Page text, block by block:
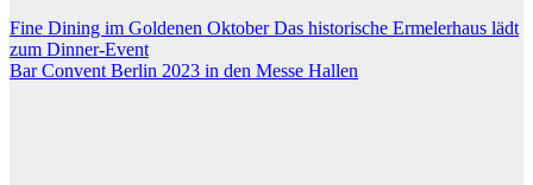
Beitragsnavigation
Fine Dining im Goldenen Oktober Das historische Ermelerhaus lädt
zum Dinner-Event
Bar Convent Berlin 2023 in den Messe Hallen